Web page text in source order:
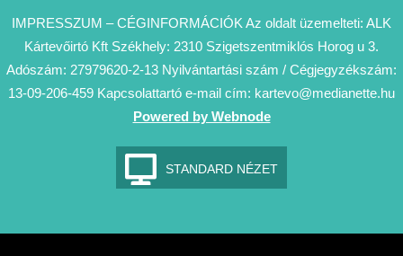
IMPRESSZUM – CÉGINFORMÁCIÓK Az oldalt üzemelteti: ALK
Kártevőirtó Kft Székhely: 2310 Szigetszentmiklós Horog u 3.
Adószám: 27979620-2-13 Nyilvántartási szám / Cégjegyzékszám:
13-09-206-459 Kapcsolattartó e-mail cím: kartevo@medianette.hu
Powered by Webnode
STANDARD NÉZET